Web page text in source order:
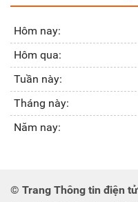
Hôm nay:
Hôm qua:
Tuần này:
Tháng này:
Năm nay:
© Trang Thông tin điện